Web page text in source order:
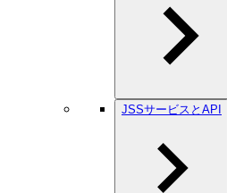
JSSサービスとAPI